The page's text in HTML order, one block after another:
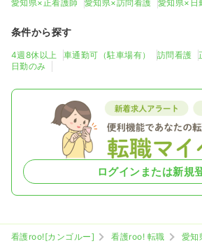
愛知県×正看護師
愛知県×訪問看護 愛知県×日
条件から探す
4週8休以上 車通勤可（駐車場有） 訪問看護
日勤のみ
ログインまたは新規
看護roo![カンゴルー] 看護roo! 転職 愛知